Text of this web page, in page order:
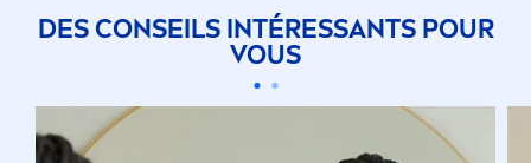
DES CONSEILS INTÉRESSANTS POUR
VOUS